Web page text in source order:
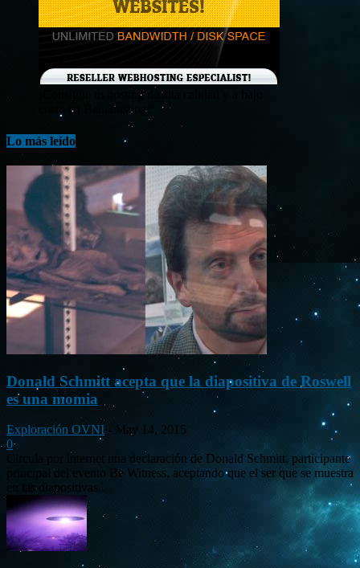
¡Consigue tu hosting de alta calidad y a bajo
costo en Banahosting!
Lo más leído
Donald Schmitt acepta que la diapositiva de Roswell
es una momia
Exploración OVNI - May 14, 2015
0
Circula por internet una declaración de Donald Schmitt, participante
principal del evento Be Witness, aceptando que el ser que se muestra
en las diapositivas...